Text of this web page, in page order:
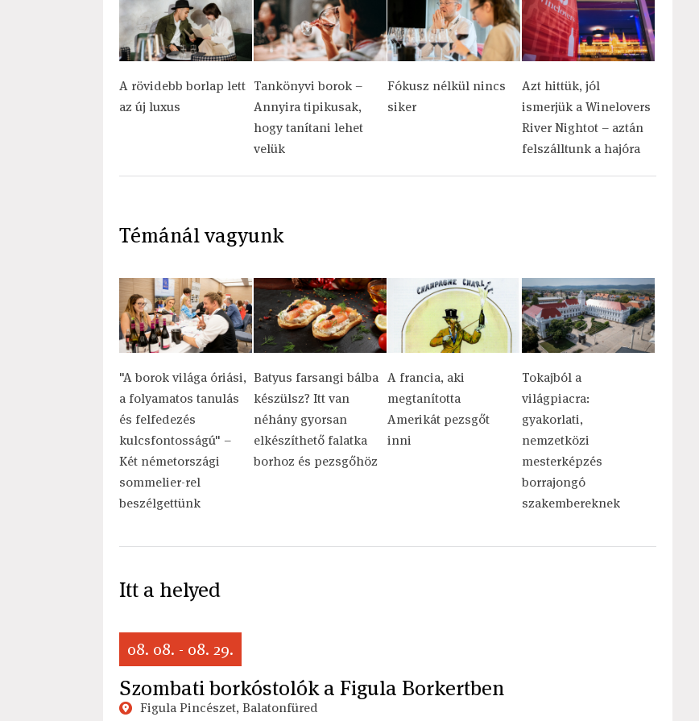
A rövidebb borlap lett
az új luxus
Tankönyvi borok –
Annyira tipikusak,
hogy tanítani lehet
velük
Fókusz nélkül nincs
siker
Azt hittük, jól
ismerjük a Winelovers
River Nightot – aztán
felszálltunk a hajóra
Témánál vagyunk
"A borok világa óriási,
a folyamatos tanulás
és felfedezés
kulcsfontosságú" –
Két németországi
sommelier-rel
beszélgettünk
Batyus farsangi bálba
készülsz? Itt van
néhány gyorsan
elkészíthető falatka
borhoz és pezsgőhöz
A francia, aki
megtanította
Amerikát pezsgőt
inni
Tokajból a
világpiacra:
gyakorlati,
nemzetközi
mesterképzés
borrajongó
szakembereknek
Itt a helyed
08. 08. - 08. 29.
Szombati borkóstolók a Figula Borkertben
Figula Pincészet, Balatonfüred